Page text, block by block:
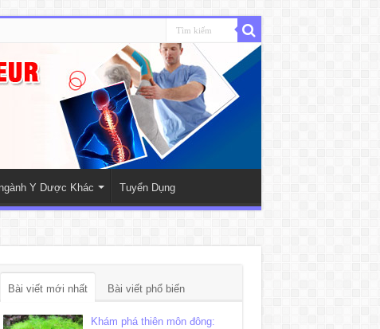
Y Dược Khác Tuyển Dụng
Bài viết mới nhất Bài viết phổ biến
Khám phá thiên môn đông: